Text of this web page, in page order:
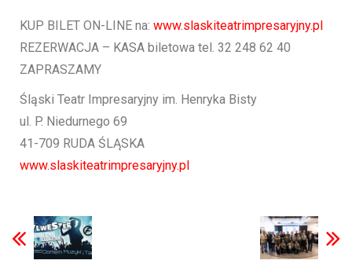
KUP BILET ON-LINE na: www.slaskiteatrimpresaryjny.pl
REZERWACJA – KASA biletowa tel. 32 248 62 40
ZAPRASZAMY
Śląski Teatr Impresaryjny im. Henryka Bisty
ul. P. Niedurnego 69
41-709 RUDA ŚLĄSKA
www.slaskiteatrimpresaryjny.pl